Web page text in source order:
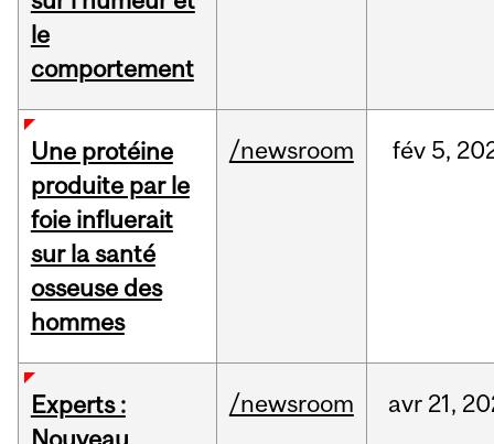
le
comportement
Une protéine
produite par le
foie influerait
sur la santé
osseuse des
hommes
/newsroom fév 5,
Experts :
Nouveau
/newsroom avr 21,